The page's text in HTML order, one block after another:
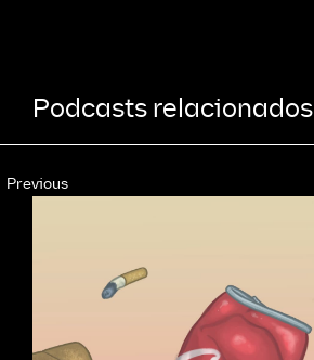
Podcasts relacionados
Previous